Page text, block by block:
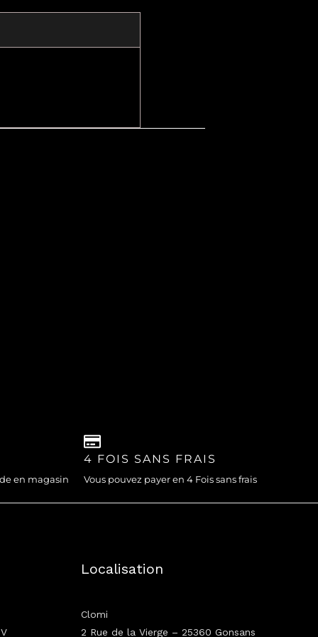
en magasin
4 FOIS SANS FRAIS
Vous pouvez payer en 4 Fois sans frais
Localisation
Clomi
2 Rue de la Vierge – 25360 Gonsans